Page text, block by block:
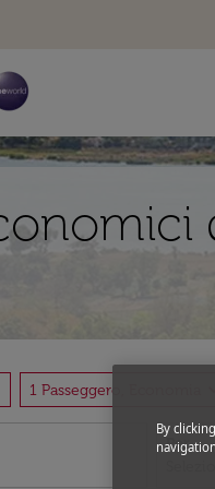
1 Passeggero, Economia
Per
By